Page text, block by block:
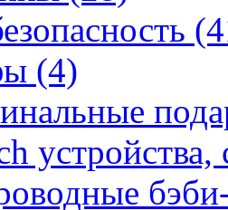
(4)